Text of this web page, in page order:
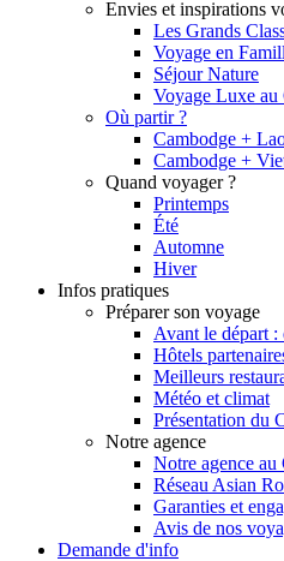
Envies et inspirations
Les Grands
Voyage en
Séjour Nature
Voyage Luxe au
Où partir ?
Cambodge +
Cambodge +
Quand voyager ?
Printemps
Été
Automne
Hiver
Infos pratiques
Préparer son voyage
Avant le départ
Hôtels
Meilleurs
Météo et climat
Présentation du
Notre agence
Notre agence au
Réseau Asian
Garanties et
Avis de nos
Demande d'info